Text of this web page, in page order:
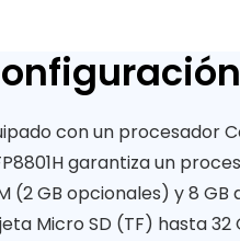
con un procesador
garantiza un
(2 GB opcionales) y 8
Micro SD (TF) hasta